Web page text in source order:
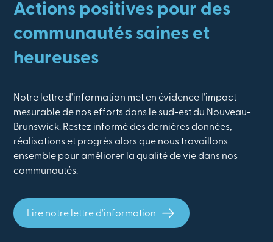
Actions positives pour des
communautés saines et
heureuses
Notre lettre d'information met en évidence l'impact
mesurable de nos efforts dans le sud-est du Nouveau-
Brunswick. Restez informé des dernières données,
réalisations et progrès alors que nous travaillons
ensemble pour améliorer la qualité de vie dans nos
communautés.
Lire notre lettre d'information